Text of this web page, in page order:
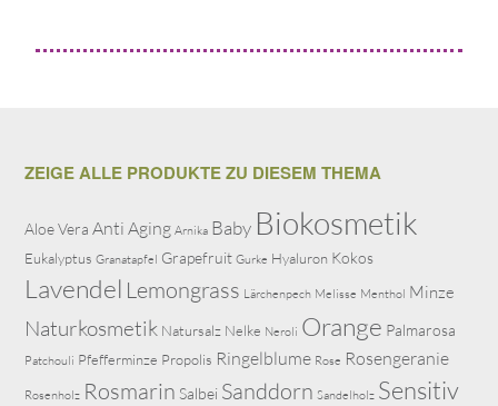
ZEIGE ALLE PRODUKTE ZU DIESEM THEMA
Aloe Vera Anti Aging Arnika Baby Biokosmetik
Eukalyptus Granatapfel Grapefruit Gurke Hyaluron Kokos
Lavendel Lemongrass Lärchenpech Melisse Menthol Minze
Naturkosmetik Natursalz Nelke Neroli Orange Palmarosa
Patchouli Pfefferminze Propolis Ringelblume Rose Rosengeranie
Rosenholz Rosmarin Salbei Sanddorn Sandelholz Sensitiv